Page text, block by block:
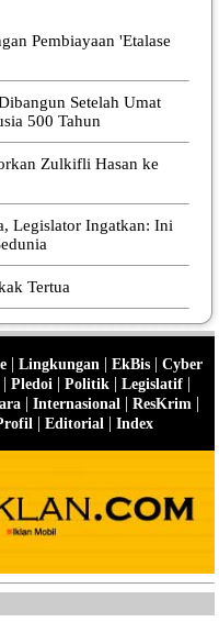
Pembiayaan 'Etalase
Setelah Umat
500 Tahun
Zulkifli Hasan ke
Legislator Ingatkan: Ini
Tertua
| Lingkungan | EkBis| Cyber
| Pledoi | Politik | Legislatif |
| Internasional | ResKrim |
| Editorial | Index